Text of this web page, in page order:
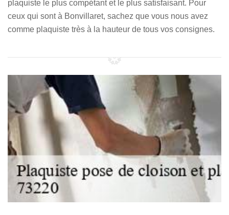
plaquiste le plus compétant et le plus satisfaisant. Pour
ceux qui sont à Bonvillaret, sachez que vous nous avez
comme plaquiste très à la hauteur de tous vos consignes.